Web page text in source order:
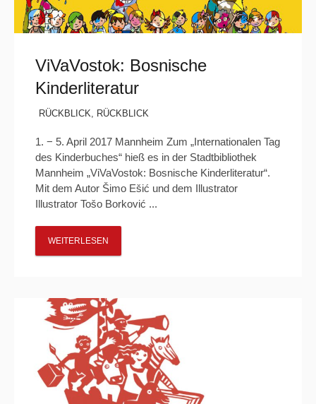
ViVaVostok: Bosnische
Kinderliteratur
RÜCKBLICK, RÜCKBLICK
1. − 5. April 2017 Mannheim Zum „Internationalen Tag
des Kinderbuches“ hieß es in der Stadtbibliothek
Mannheim „ViVaVostok: Bosnische Kinderliteratur“.
Mit dem Autor Šimo Ešić und dem Illustrator
Illustrator Tošo Borković ...
WEITERLESEN